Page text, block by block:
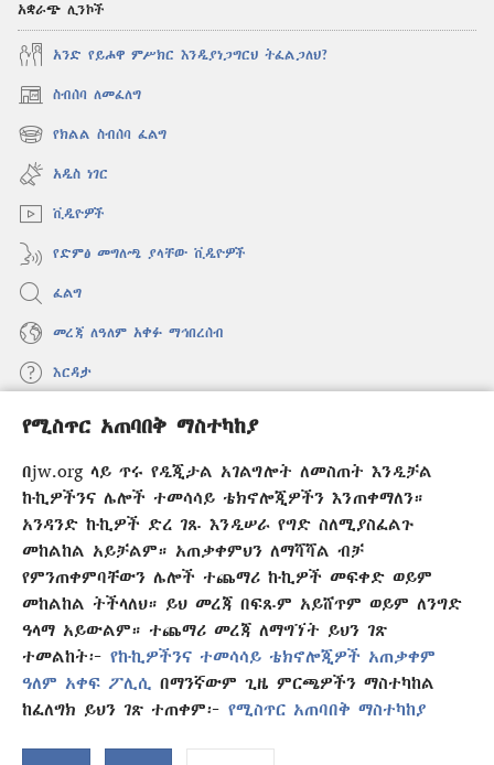
የሚስጥር አጠባበቅ ማስተካከያ
በjw.org ላይ ጥሩ የዲጂታል አገልግሎት ለመስጠት እንዲቻል
ኩኪዎችንና ሌሎች ተመሳሳይ ቴክኖሎጂዎችን እንጠቀማለን።
አንዳንድ ኩኪዎች ድረ ገጹ እንዲሠራ የግድ ስለሚያስፈልጉ
መከልከል አይቻልም። አጠቃቀምህን ለማሻሻል ብቻ
የምንጠቀምባቸውን ሌሎች ተጨማሪ ኩኪዎች መፍቀድ ወይም
መከልከል ትችላለህ። ይህ መረጃ በፍጹም አይሸጥም ወይም ለንግድ
ዓላማ አይውልም። ተጨማሪ መረጃ ለማግኘት ይህን ገጽ
ተመልከት፦ የኩኪዎችንና ተመሳሳይ ቴክኖሎጂዎች አጠቃቀም
ዓለም አቀፍ ፖሊሲ
በማንኛውም ጊዜ ምርጫዎችን ማስተካከል
ከፈለግክ ይህን ገጽ ተጠቀም፦ የሚስጥር አጠባበቅ ማስተካከያ
አቋራጭ ሊንኮች
አንድ የይሖዋ ምሥክር እንዲያነጋግርህ ትፈልጋለህ?
ስብሰባ ለመፈለግ
(አዲስ
ዊንዶው
ክፈት)
የክልል ስብሰባ ፈልግ
(አዲስ
ዊንዶው
ክፈት)
አዲስ ነገር
ቪዲዮዎች
የድምፅ መግለጫ ያላቸው ቪዲዮዎች
ፈልግ
መረጃ ለዓለም አቀፉ ማኅበረሰብ
እርዳታ
መዋጮዎች
(አዲስ
ክፈት)
የመጠበቂያ ግንብ የኢንተርኔት ቤተ መጻሕፍት
(አዲስ
ዊንዶው
®
(አዲስ
ዊንዶው
®
Copyright © 2026 Watch Tower Bible and Tract Society of Pennsylvania.